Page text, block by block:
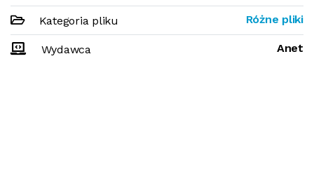
Kategoria pliku Różne pliki
Wydawca Anet